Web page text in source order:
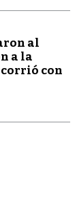
al
a la
con